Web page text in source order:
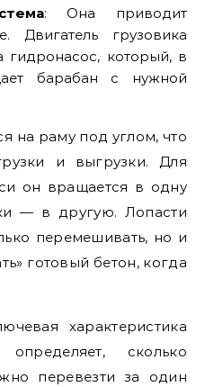
: Она приводит
Двигатель грузовика
гидронасос, который, в
барабан с нужной
на раму под углом, что
и выгрузки. Для
он вращается в одну
— в другую. Лопасти
перемешивать, но и
готовый бетон, когда
характеристика
сколько
перевезти за один